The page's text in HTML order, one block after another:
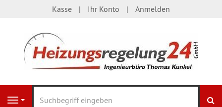
Kasse Ihr Konto Anmelden
Navigation